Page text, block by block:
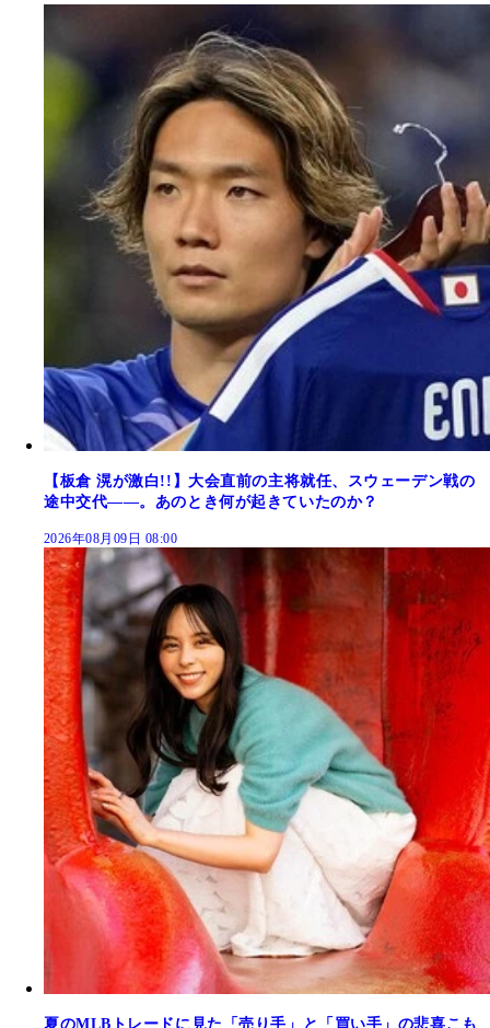
【板倉 滉が激白!!】大会直前の主将就任、スウェーデン戦の
途中交代――。あのとき何が起きていたのか？
2026年08月09日 08:00
夏のMLBトレードに見た「売り手」と「買い手」の悲喜こも